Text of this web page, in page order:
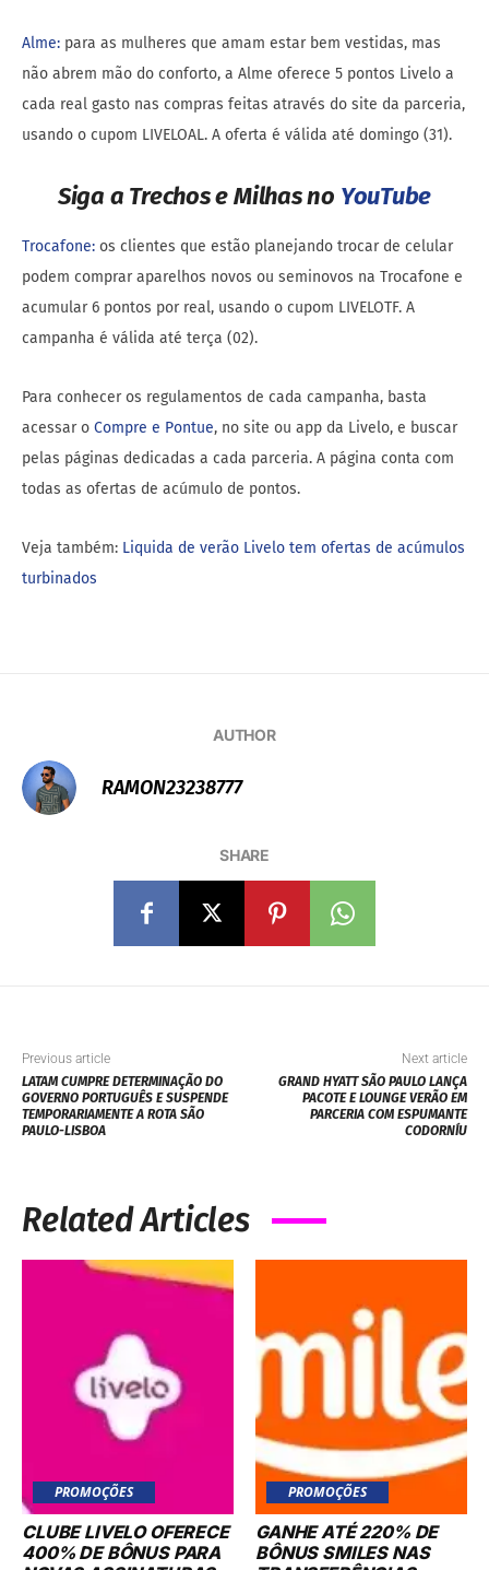
Alme: para as mulheres que amam estar bem vestidas, mas
não abrem mão do conforto, a Alme oferece 5 pontos Livelo a
cada real gasto nas compras feitas através do site da parceria,
usando o cupom LIVELOAL. A oferta é válida até domingo (31).
Siga a Trechos e Milhas no YouTube
Trocafone: os clientes que estão planejando trocar de celular
podem comprar aparelhos novos ou seminovos na Trocafone e
acumular 6 pontos por real, usando o cupom LIVELOTF. A
campanha é válida até terça (02).
Para conhecer os regulamentos de cada campanha, basta
acessar o Compre e Pontue, no site ou app da Livelo, e buscar
pelas páginas dedicadas a cada parceria. A página conta com
todas as ofertas de acúmulo de pontos.
Veja também: Liquida de verão Livelo tem ofertas de acúmulos
turbinados
AUTHOR
RAMON23238777
SHARE
Previous article
LATAM CUMPRE DETERMINAÇÃO DO
GOVERNO PORTUGUÊS E SUSPENDE
TEMPORARIAMENTE A ROTA SÃO
PAULO-LISBOA
Next article
GRAND HYATT SÃO PAULO LANÇA
PACOTE E LOUNGE VERÃO EM
PARCERIA COM ESPUMANTE
CODORNÍU
Related Articles
PROMOÇÕES
CLUBE LIVELO OFERECE
400% DE BÔNUS PARA
PROMOÇÕES
GANHE ATÉ 220% DE
BÔNUS SMILES NAS